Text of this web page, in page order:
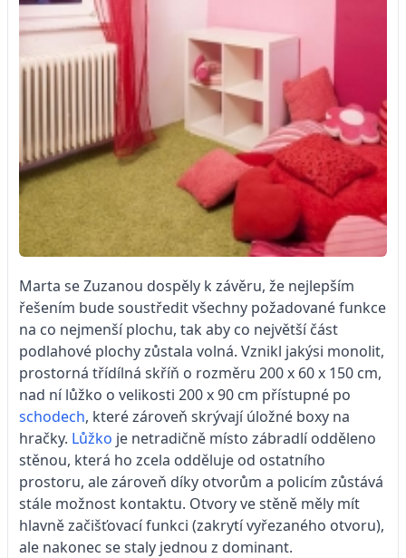
Marta se Zuzanou dospěly k závěru, že nejlepším
řešením bude soustředit všechny požadované funkce
na co nejmenší plochu, tak aby co největší část
podlahové plochy zůstala volná. Vznikl jakýsi monolit,
prostorná třídílná skříň o rozměru 200 x 60 x 150 cm,
nad ní lůžko o velikosti 200 x 90 cm přístupné po
schodech, které zároveň skrývají úložné boxy na
hračky. Lůžko je netradičně místo zábradlí odděleno
stěnou, která ho zcela odděluje od ostatního
prostoru, ale zároveň díky otvorům a policím zůstává
stále možnost kontaktu. Otvory ve stěně měly mít
hlavně začišťovací funkci (zakrytí vyřezaného otvoru),
ale nakonec se staly jednou z dominant.